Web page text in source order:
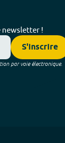
newsletter !
S'inscrire
par voie électronique.